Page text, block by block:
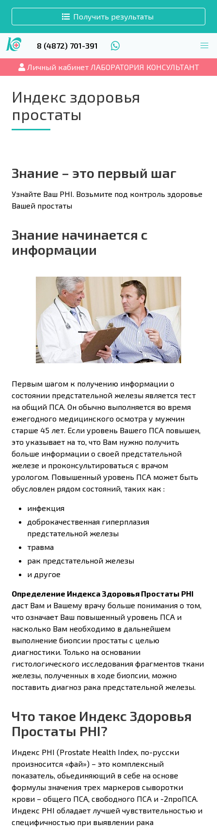
Получить результаты
8 (4872) 701-391
Личный кабинет ЛАБОРАТОРИЯ КОНСУЛЬТАНТ
Индекс здоровья
простаты
Знание – это первый шаг
Узнайте Ваш PHI. Возьмите под контроль здоровье
Вашей простаты
Знание начинается с
информации
Первым шагом к получению информации о
состоянии предстательной железы является тест
на общий ПСА. Он обычно выполняется во время
ежегодного медицинского осмотра у мужчин
старше 45 лет. Если уровень Вашего ПСА повышен,
это указывает на то, что Вам нужно получить
больше информации о своей предстательной
железе и проконсультироваться с врачом
урологом. Повышенный уровень ПСА может быть
обусловлен рядом состояний, таких как :
инфекция
доброкачественная гиперплазия
предстательной железы
травма
рак предстательной железы
и другое
Определение Индекса Здоровья Простаты PHI
даст Вам и Вашему врачу больше понимания о том,
что означает Ваш повышенный уровень ПСА и
насколько Вам необходимо в дальнейшем
выполнение биопсии простаты с целью
диагностики. Только на основании
гистологического исследования фрагментов ткани
железы, полученных в ходе биопсии, можно
поставить диагноз рака предстательной железы.
Что такое Индекс Здоровья
Простаты PHI?
Индекс PHI (Prostate Health Index, по-русски
произносится «фай») – это комплексный
показатель, обьединяющий в себе на основе
формулы значения трех маркеров сыворотки
крови – общего ПСА, свободного ПСА и -2проПСА.
Индекс PHI обладает лучшей чувствительностью и
специфичностью при выявлении рака